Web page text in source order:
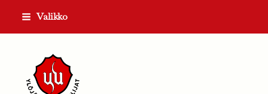
Siirry
sivun
sisältöön
Valikko
Ylöjärven Urheilijat ry